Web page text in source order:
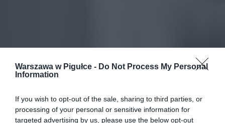
Warszawa w Pigułce - Do Not Process My Personal
Information
If you wish to opt-out of the sale, sharing to third parties, or
processing of your personal or sensitive information for
targeted advertising by us, please use the below opt-out